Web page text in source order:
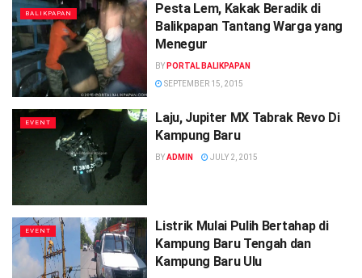
BALIKPAPAN
Pesta Lem, Kakak Beradik di
Balikpapan Tantang Warga yang
Menegur
BY PORTAL BALIKPAPAN
SEPTEMBER 15, 2015
EVENT
Laju, Jupiter MX Tabrak Revo Di
Kampung Baru
BYADMIN JULY 2, 2015
EVENT
Listrik Mulai Pulih Bertahap di
Kampung Baru Tengah dan
Kampung Baru Ulu